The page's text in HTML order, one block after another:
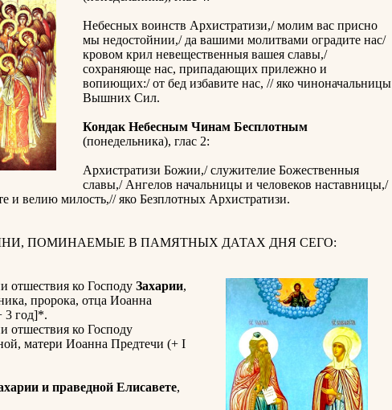
Небесных воинств Архистратизи,/ молим вас присно
мы недостойнии,/ да вашими молитвами оградите нас/
кровом крил невещественныя вашея славы,/
сохраняюще нас, припадающих прилежно и
вопиющих:/ от бед избавите нас, // яко чиноначальницы
Вышних Сил.
Кондак Небесным Чинам Бесплотным
(понедельника), глас 2:
Архистратизи Божии,/ служителие Божественныя
славы,/ Ангелов начальницы и человеков наставницы,/
и велию милость,// яко Безплотных Архистратизи.
ПОМИНАЕМЫЕ В ПАМЯТНЫХ ДАТАХ ДНЯ СЕГО:
отшествия ко Господу Захарии,
пророка, отца Иоанна
3 год]*.
отшествия ко Господу
матери Иоанна Предтечи (+ I
и праведной Елисавете,